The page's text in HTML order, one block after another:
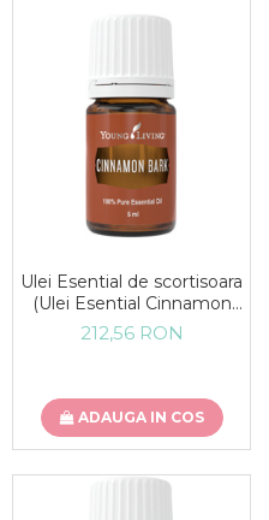
Ulei Esential de scortisoara
(Ulei Esential Cinnamon
Bark) 5ML
212,56 RON
ADAUGA IN COS